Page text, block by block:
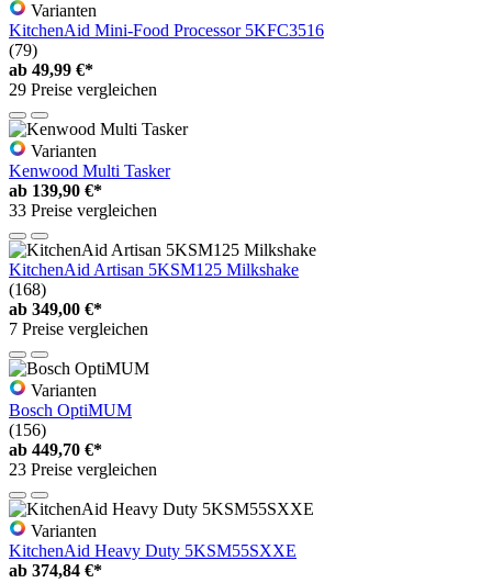
Varianten
KitchenAid Mini-Food Processor 5KFC3516
(79)
ab 49,99 €*
29 Preise vergleichen
Varianten
Kenwood Multi Tasker
ab 139,90 €*
33 Preise vergleichen
KitchenAid Artisan 5KSM125 Milkshake
(168)
ab 349,00 €*
7 Preise vergleichen
Varianten
Bosch OptiMUM
(156)
ab 449,70 €*
23 Preise vergleichen
Varianten
KitchenAid Heavy Duty 5KSM55SXXE
ab 374,84 €*